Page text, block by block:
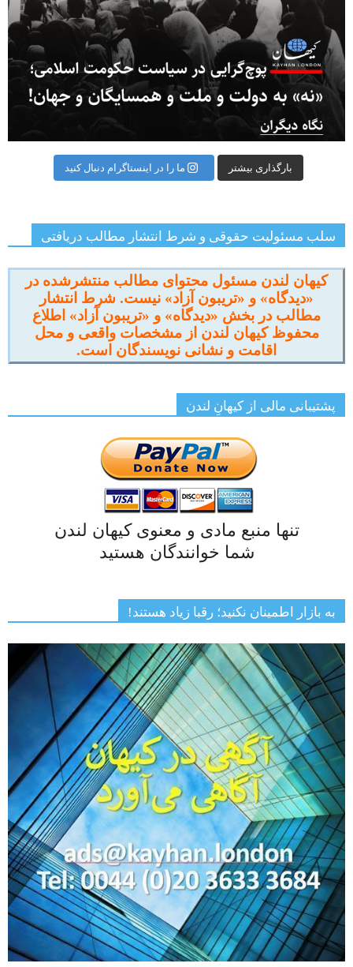
بارگذاری بیشتر ما را در اینستاگرام دنبال کنید
سلب مسئولیت حقوقی و شرط انتشار مطالب دریافتی
کیهان لندن مسئول محتوای مطالب منتشرشده در
«دیدگاه» و «تریبون آزاد» نیست. شرط انتشار
مطالب در بخش «دیدگاه» و «تریبون آزاد» اطلاع
محفوظ کیهان لندن از مشخصات واقعی و محل
اقامت و نشانی نویسندگان است.
پشتیبانی مالی از کیهانِ لندن
تنها منبع مادی و معنوی کیهان لندن
شما خوانندگان هستید
به بازار اطمینان نکنید؛ رقبا زیاد هستند!